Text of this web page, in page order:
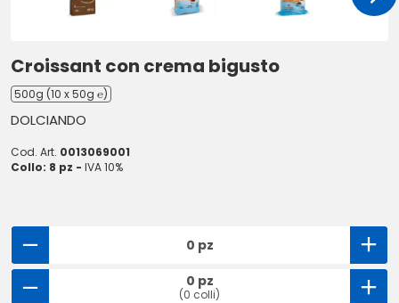
Croissant con crema bigusto
500g (10 x 50g ℮)
DOLCIANDO
Cod. Art. 0013069001
Collo: 8 pz - IVA 10%
0 pz
0 pz
(0 colli)